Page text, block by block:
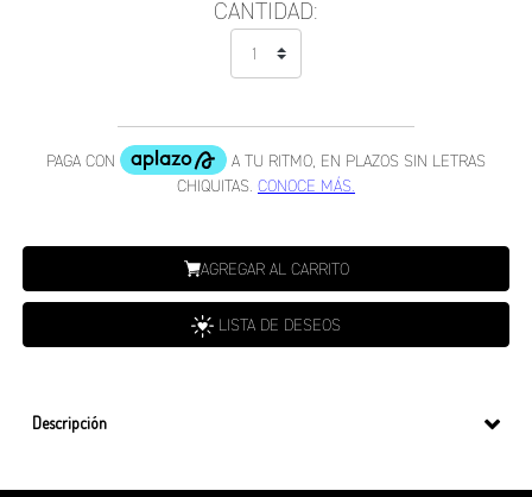
CANTIDAD:
AGREGAR AL CARRITO
LISTA DE DESEOS
Descripción